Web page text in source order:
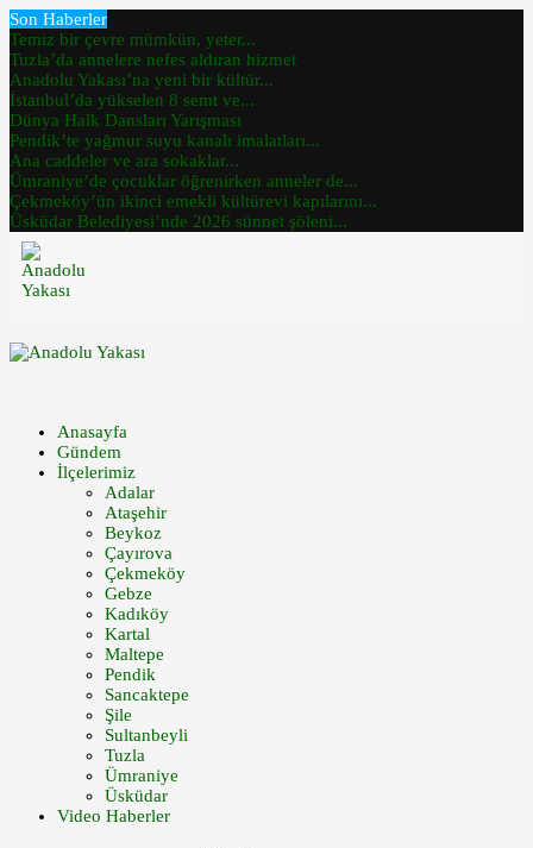
Son Haberler
Temiz bir çevre mümkün, yeter...
Tuzla’da annelere nefes aldıran hizmet
Anadolu Yakası’na yeni bir kültür...
İstanbul’da yükselen 8 semt ve...
Dünya Halk Dansları Yarışması
Pendik’te yağmur suyu kanalı imalatları...
Ana caddeler ve ara sokaklar...
Ümraniye’de çocuklar öğrenirken anneler de...
Çekmeköy’ün ikinci emekli kültürevi kapılarını...
Üsküdar Belediyesi’nde 2026 sünnet şöleni...
Anasayfa
Gündem
İlçelerimiz
Adalar
Ataşehir
Beykoz
Çayırova
Çekmeköy
Gebze
Kadıköy
Kartal
Maltepe
Pendik
Sancaktepe
Şile
Sultanbeyli
Tuzla
Ümraniye
Üsküdar
Video Haberler